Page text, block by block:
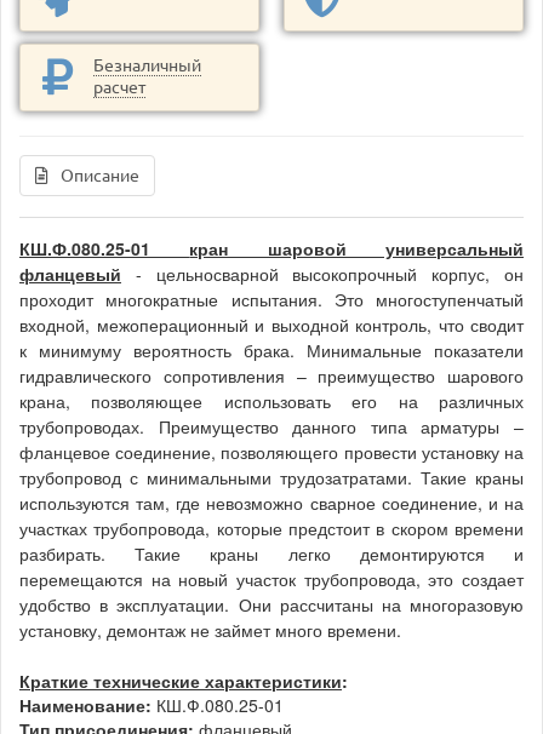
Безналичный
расчет
Описание
КШ.Ф.080.25-01
кран шаровой универсальный
фланцевый - цельносварной высокопрочный корпус, он
проходит многократные испытания. Это многоступенчатый
входной, межоперационный и выходной контроль, что сводит
к минимуму вероятность брака. Минимальные показатели
гидравлического сопротивления – преимущество шарового
крана, позволяющее использовать его на различных
трубопроводах. Преимущество данного типа арматуры –
фланцевое соединение, позволяющего провести установку на
трубопровод с минимальными трудозатратами. Такие краны
используются там, где невозможно сварное соединение, и на
участках трубопровода, которые предстоит в скором времени
разбирать. Такие краны легко демонтируются и
перемещаются на новый участок трубопровода, это создает
удобство в эксплуатации. Они рассчитаны на многоразовую
установку, демонтаж не займет много времени.
Краткие технические характеристики:
Наименование: КШ.Ф.080.25-01